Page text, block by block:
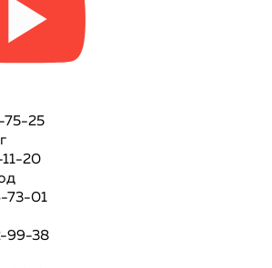
75-25
11-20
73-01
99-38